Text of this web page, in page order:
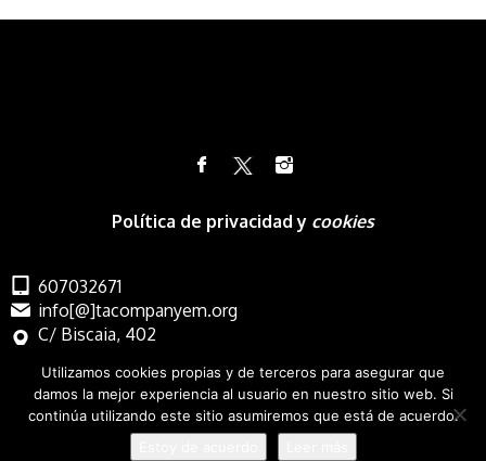
Política de privacidad y cookies
607032671
info[@]tacompanyem.org
C/ Biscaia, 402
Utilizamos cookies propias y de terceros para asegurar que
damos la mejor experiencia al usuario en nuestro sitio web. Si
continúa utilizando este sitio asumiremos que está de acuerdo.